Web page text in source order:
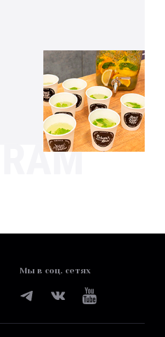
Мы в соц. сетях